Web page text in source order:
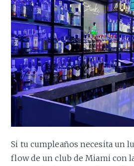
Si tu cumpleaños necesita un
flow de un club de Miami con